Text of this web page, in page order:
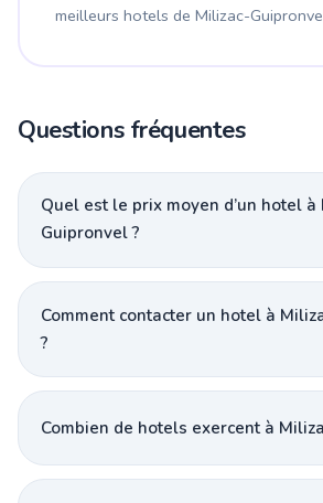
meilleurs hotels de Milizac-
Questions fréquentes
Quel est le prix moyen d’un hotel à
Guipronvel ?
Comment contacter un hotel à
?
Combien de hotels exercent à